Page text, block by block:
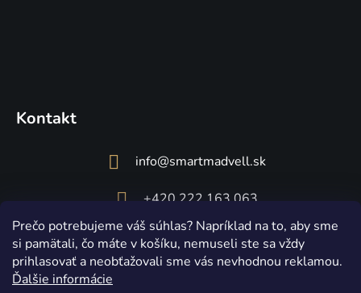
Prečo potrebujeme váš súhlas? Napríklad na to, aby sme
si pamätali, čo máte v košíku, nemuseli ste sa vždy
prihlasovať a neobťažovali sme vás nevhodnou reklamou.
Ďalšie informácie
Kontakt
info@smartmadvell.sk
+420 222 163 063